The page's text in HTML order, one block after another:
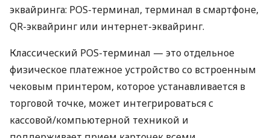
эквайринга: POS-терминал, терминал в смартфоне,
QR-эквайринг или интернет-эквайринг.
Классический POS-терминал — это отдельное
физическое платежное устройство со встроенным
чековым принтером, которое устанавливается в
торговой точке, может интегрироваться с
кассовой/компьютерной техникой и